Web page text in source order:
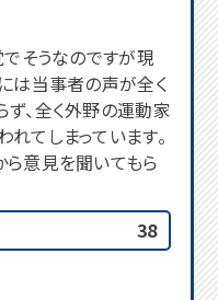
そうなのですが現
は当事者の声が全く
ず、全く外野の運動家
てしまっています。
ら意見を聞いてもら
38